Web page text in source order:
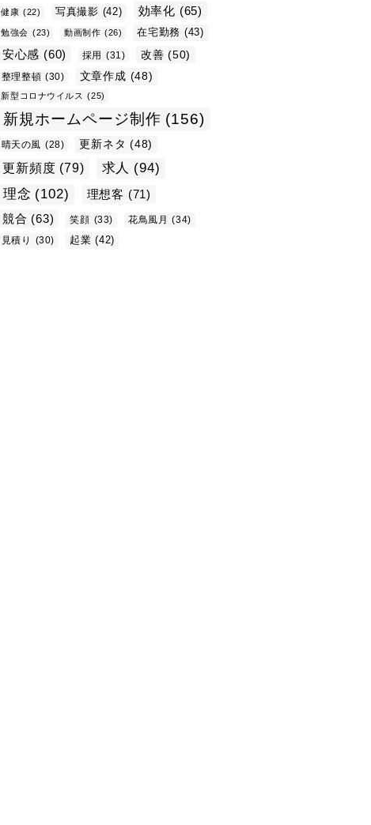
健康 (22) 写真撮影 (42) 効率化 (65)
勉強会 (23) 動画制作 (26) 在宅勤務 (43)
安心感 (60) 採用 (31) 改善 (50)
整理整頓 (30) 文章作成 (48)
新型コロナウイルス (25)
新規ホームページ制作 (156)
晴天の風 (28) 更新ネタ (48)
更新頻度 (79) 求人 (94)
理念 (102) 理想客 (71)
競合 (63) 笑顔 (33) 花鳥風月 (34)
見積り
(30) 起業 (42)